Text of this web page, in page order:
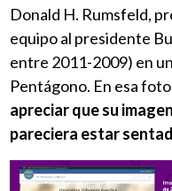
Donald H. Rumsfeld,
equipo al presidente
entre 2011-2009) en
Pentágono. En esa
apreciar que su
pareciera estar